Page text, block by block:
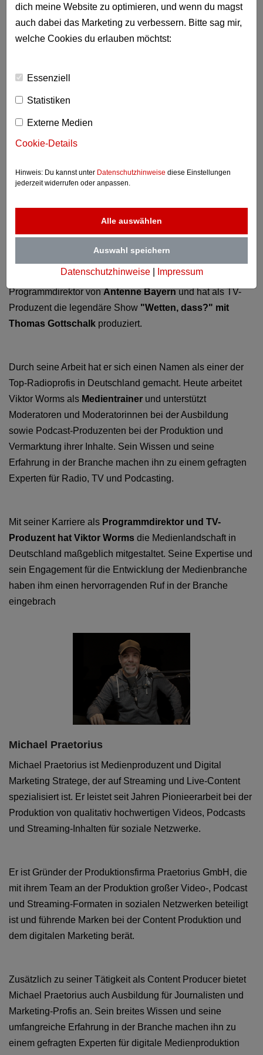
(zzgl. 19 % UST.)
REFERENTEN
Viktor Worms
mit langjähriger Erfahrung in der Branche. Er war
Programmdirektor vonAntenne Bayernund hat als TV-
Produzent die legendäre Show "Wetten, dass?" mit
Thomas Gottschalk produziert.
Durch seine Arbeit hat er sich einen Namen als einer der
Top-Radioprofis in Deutschland gemacht. Heute arbeitet
Viktor Worms als Medientrainer und unterstützt
Moderatoren und Moderatorinnen bei der Ausbildung
sowie Podcast-Produzenten bei der Produktion und
Vermarktung ihrer Inhalte. Sein Wissen und seine
Erfahrung in der Branche machen ihn zu einem gefragten
Experten für Radio, TV und Podcasting.
Mit seiner Karriere als Programmdirektor und TV-
Produzent hat Viktor Worms die Medienlandschaft in
Deutschland maßgeblich mitgestaltet. Seine Expertise und
sein Engagement für die Entwicklung der Medienbranche
haben ihm einen hervorragenden Ruf in der Branche
eingebrach
Michael Praetorius
Michael Praetorius ist Medienproduzent und Digital
Marketing Stratege, der auf Streaming und Live-Content
spezialisiert ist. Er leistet seit Jahren Pionieerarbeit bei der
Produktion von qualitativ hochwertigen Videos, Podcasts
und Streaming-Inhalten für soziale Netzwerke.
Er ist Gründer der Produktionsfirma Praetorius GmbH, die
mit ihrem Team an der Produktion großer Video-, Podcast
und Streaming-Formaten in sozialen Netzwerken beteiligt
ist und führende Marken bei der Content Produktion und
dem digitalen Marketing berät.
Zusätzlich zu seiner Tätigkeit als Content Producer bietet
Michael Praetorius auch Ausbildung für Journalisten und
Marketing-Profis an. Sein breites Wissen und seine
umfangreiche Erfahrung in der Branche machen ihn zu
einem gefragten Experten für digitale Medienproduktion
dich meine Website zu optimieren, und wenn du magst
auch dabei das Marketing zu verbessern. Bitte sag mir,
welche Cookies du erlauben möchtst:
Essenziell
Statistiken
Externe Medien
Cookie-Details
Hinweis: Du kannst unter Datenschutzhinweise diese Einstellungen
jederzeit widerrufen oder anpassen.
Alle auswählen
Auswahl speichern
Datenschutzhinweise Impressum